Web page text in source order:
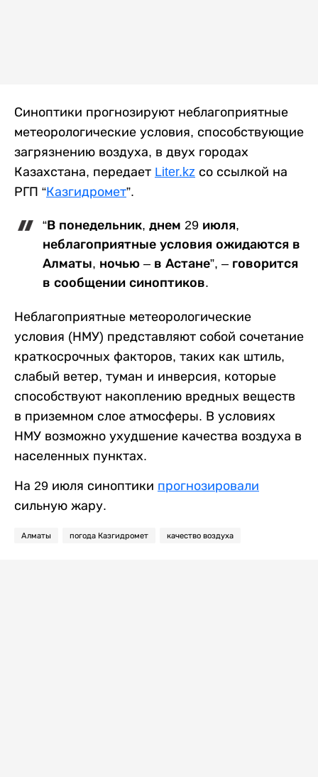
Синоптики прогнозируют неблагоприятные
метеорологические условия, способствующие
загрязнению воздуха, в двух городах
Казахстана, передает Liter.kz со ссылкой на
РГП “Казгидромет”.
“В понедельник, днем 29 июля,
неблагоприятные условия ожидаются в
Алматы, ночью – в Астане”, – говорится
в сообщении синоптиков.
Неблагоприятные метеорологические
условия (НМУ) представляют собой сочетание
краткосрочных факторов, таких как штиль,
слабый ветер, туман и инверсия, которые
способствуют накоплению вредных веществ
в приземном слое атмосферы. В условиях
НМУ возможно ухудшение качества воздуха в
населенных пунктах.
На 29 июля синоптики прогнозировали
сильную жару.
Алматы погода Казгидромет качество воздуха